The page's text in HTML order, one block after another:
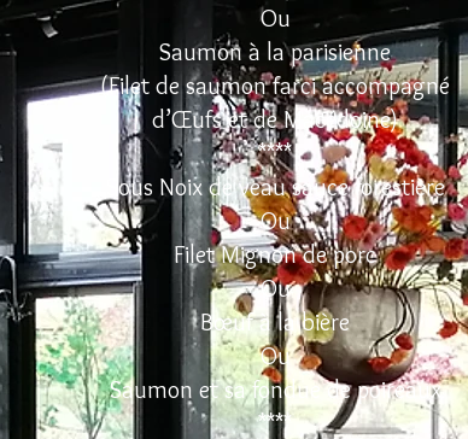
Ou
Saumon à la parisienne
(Filet de saumon farci accompagné
d’Œufs et de Macédoine)
****
Sous Noix de veau sauce forestière
Ou
Filet Mignon de porc
Ou
Bœuf à la bière
Ou
Saumon et sa fondue de poireaux
****